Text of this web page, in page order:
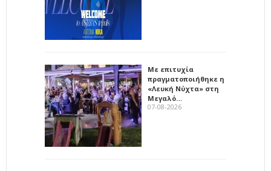
Με επιτυχία
πραγματοποιήθηκε η
«Λευκή Νύχτα» στη
Μεγαλό…
07-08-2026